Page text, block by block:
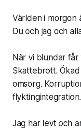
Världen i morgon
Du och jag och
När vi blundar
Skattebrott.
omsorg.
Jag har levt och